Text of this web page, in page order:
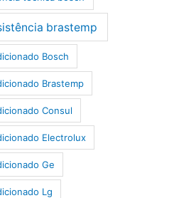
brastemp
Bosch
Brastemp
Consul
Electrolux
Ge
Lg